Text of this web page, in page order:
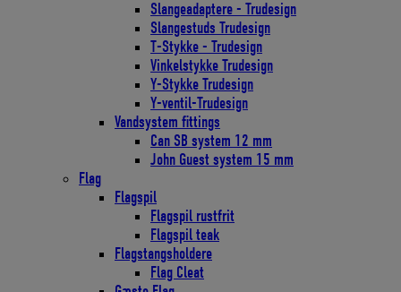
Slangeadaptere - Trudesign
Slangestuds Trudesign
T-Stykke - Trudesign
Vinkelstykke Trudesign
Y-Stykke Trudesign
Y-ventil-Trudesign
Vandsystem fittings
Can SB system 12 mm
John Guest system 15 mm
Flag
Flagspil
Flagspil rustfrit
Flagspil teak
Flagstangsholdere
Flag Cleat